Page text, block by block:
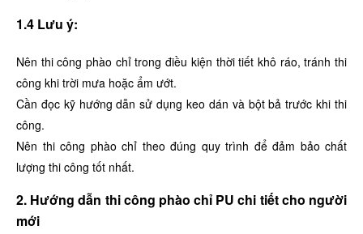
1.4 Lưu ý:
Nên thi công phào chỉ trong điều kiện thời tiết khô ráo, tránh thi
công khi trời mưa hoặc ẩm ướt.
Cần đọc kỹ hướng dẫn sử dụng keo dán và bột bả trước khi thi
công.
Nên thi công phào chỉ theo đúng quy trình để đảm bảo chất
lượng thi công tốt nhất.
2. Hướng dẫn thi công phào chỉ PU chi tiết cho người
mới